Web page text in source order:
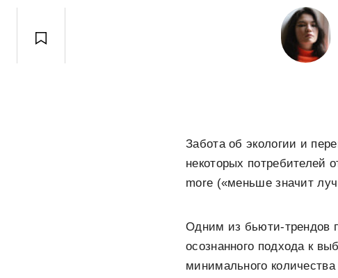
Забота об экологии и
некоторых потребителей
more («меньше значит
Одним из бьюти-трендов
осознанного подхода к
минимального